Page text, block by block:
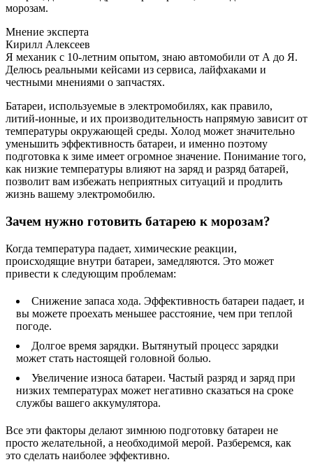
морозам.
Мнение эксперта
Кирилл Алексеев
Я механик с 10-летним опытом, знаю автомобили от А до Я.
Делюсь реальными кейсами из сервиса, лайфхаками и
честными мнениями о запчастях.
Батареи, используемые в электромобилях, как правило,
литий-ионные, и их производительность напрямую зависит от
температуры окружающей среды. Холод может значительно
уменьшить эффективность батареи, и именно поэтому
подготовка к зиме имеет огромное значение. Понимание того,
как низкие температуры влияют на заряд и разряд батарей,
позволит вам избежать неприятных ситуаций и продлить
жизнь вашему электромобилю.
Зачем нужно готовить батарею к морозам?
Когда температура падает, химические реакции,
происходящие внутри батареи, замедляются. Это может
привести к следующим проблемам:
Снижение запаса хода. Эффективность батареи падает, и
вы можете проехать меньшее расстояние, чем при теплой
погоде.
Долгое время зарядки. Вытянутый процесс зарядки
может стать настоящей головной болью.
Увеличение износа батареи. Частый разряд и заряд при
низких температурах может негативно сказаться на сроке
службы вашего аккумулятора.
Все эти факторы делают зимнюю подготовку батареи не
просто желательной, а необходимой мерой. Разберемся, как
это сделать наиболее эффективно.